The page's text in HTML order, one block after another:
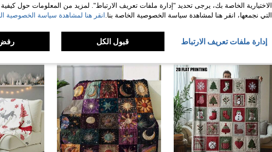
الاختيارية الخاصة بك، يرجى تحديد "إدارة ملفات تعريف الارتباط". لمزيد من المعلومات حول كيفية
التي نجمعها، انقر هنا لمشاهدة سياسة الخصوصية الخاصة بنا. انقر هنا لمشاهدة سياسة الخصوصية
إدارة ملفات تعريف الارتباط قبول الكل